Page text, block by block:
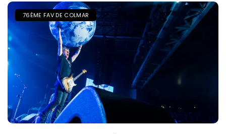
76ÈME FAV DE COLMAR